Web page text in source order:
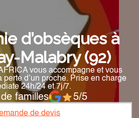
d’obsèques à
Malabry (92)
vous accompagne et vous
perte d’un proche. Prise en charge
24h/24 et 7j/7.
familles 5/5
de devis